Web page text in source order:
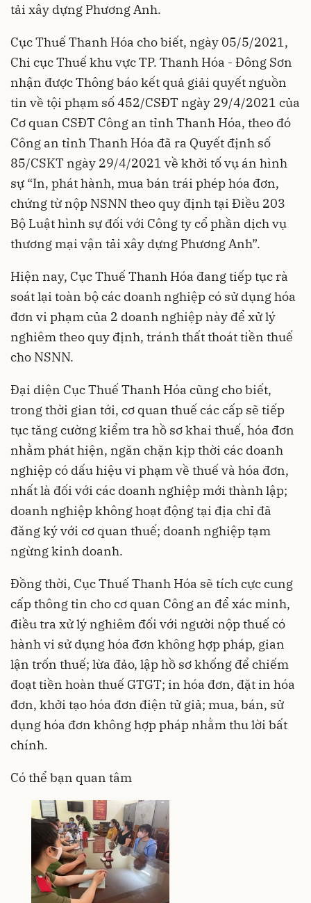
tải xây dựng Phương Anh.
Cục Thuế Thanh Hóa cho biết, ngày 05/5/2021,
Chi cục Thuế khu vực TP. Thanh Hóa - Đông Sơn
nhận được Thông báo kết quả giải quyết nguồn
tin về tội phạm số 452/CSĐT ngày 29/4/2021 của
Cơ quan CSĐT Công an tỉnh Thanh Hóa, theo đó
Công an tỉnh Thanh Hóa đã ra Quyết định số
85/CSKT ngày 29/4/2021 về khởi tố vụ án hình
sự “In, phát hành, mua bán trái phép hóa đơn,
chứng từ nộp NSNN theo quy định tại Điều 203
Bộ Luật hình sự đối với Công ty cổ phần dịch vụ
thương mại vận tải xây dựng Phương Anh”.
Hiện nay, Cục Thuế Thanh Hóa đang tiếp tục rà
soát lại toàn bộ các doanh nghiệp có sử dụng hóa
đơn vi phạm của 2 doanh nghiệp này để xử lý
nghiêm theo quy định, tránh thất thoát tiền thuế
cho NSNN.
Đại diện Cục Thuế Thanh Hóa cũng cho biết,
trong thời gian tới, cơ quan thuế các cấp sẽ tiếp
tục tăng cường kiểm tra hồ sơ khai thuế, hóa đơn
nhằm phát hiện, ngăn chặn kịp thời các doanh
nghiệp có dấu hiệu vi phạm về thuế và hóa đơn,
nhất là đối với các doanh nghiệp mới thành lập;
doanh nghiệp không hoạt động tại địa chỉ đã
đăng ký với cơ quan thuế; doanh nghiệp tạm
ngừng kinh doanh.
Đồng thời, Cục Thuế Thanh Hóa sẽ tích cực cung
cấp thông tin cho cơ quan Công an để xác minh,
điều tra xử lý nghiêm đối với người nộp thuế có
hành vi sử dụng hóa đơn không hợp pháp, gian
lận trốn thuế; lừa đảo, lập hồ sơ khống để chiếm
đoạt tiền hoàn thuế GTGT; in hóa đơn, đặt in hóa
đơn, khởi tạo hóa đơn điện tử giả; mua, bán, sử
dụng hóa đơn không hợp pháp nhằm thu lời bất
chính.
Có thể bạn quan tâm